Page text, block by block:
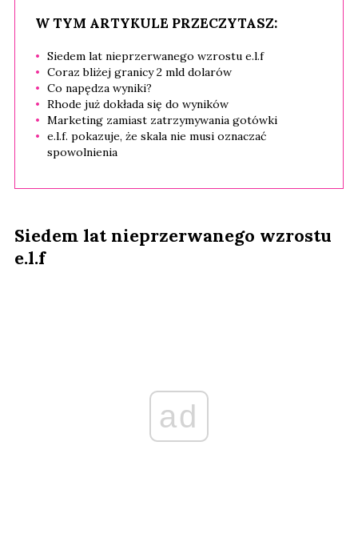
W TYM ARTYKULE PRZECZYTASZ:
Siedem lat nieprzerwanego wzrostu e.l.f
Coraz bliżej granicy 2 mld dolarów
Co napędza wyniki?
Rhode już dokłada się do wyników
Marketing zamiast zatrzymywania gotówki
e.l.f. pokazuje, że skala nie musi oznaczać
spowolnienia
Siedem lat nieprzerwanego wzrostu
e.l.f
ad